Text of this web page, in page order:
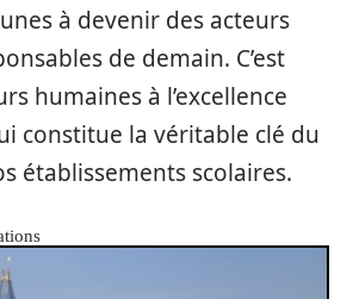
à devenir des acteurs
de demain. C’est
humaines à l’excellence
constitue la véritable clé du
établissements scolaires.